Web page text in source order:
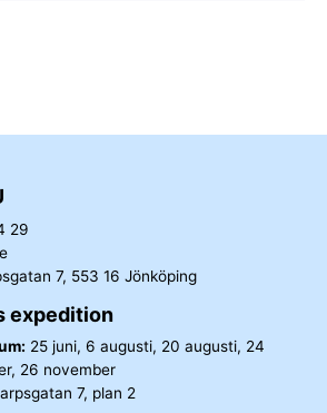
29
7, 553 16 Jönköping
expedition
25 juni, 6 augusti, 20 augusti, 24
26 november
7, plan 2